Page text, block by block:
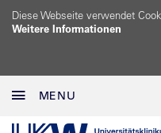
Diese Webseite verwendet
Weitere Informationen
MENU